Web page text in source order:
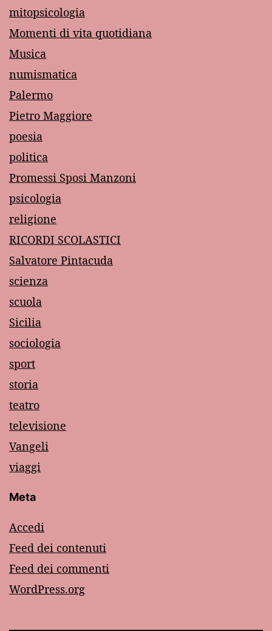
mitopsicologia
Momenti di vita quotidiana
Musica
numismatica
Palermo
Pietro Maggiore
poesia
politica
Promessi Sposi Manzoni
psicologia
religione
RICORDI SCOLASTICI
Salvatore Pintacuda
scienza
scuola
Sicilia
sociologia
sport
storia
teatro
televisione
Vangeli
viaggi
Meta
Accedi
Feed dei contenuti
Feed dei commenti
WordPress.org